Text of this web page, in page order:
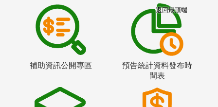
補助資訊公開專區
預告統計資料發布時
間表
返回最頂端